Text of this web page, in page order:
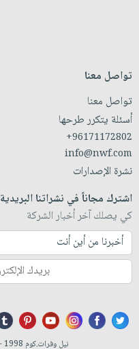
تواصل معنا
تواصل معنا
أسئلة يتكرر طرحها
+96171172802
info@nwf.com
نشرة الإصدارات
اشترك مجاناً في نشراتنا البريدية
كي يصلك آخر أخبار الشركة
نيل وفرات.كوم 1998 - 2026. كافة الحقوق محفوظة ©